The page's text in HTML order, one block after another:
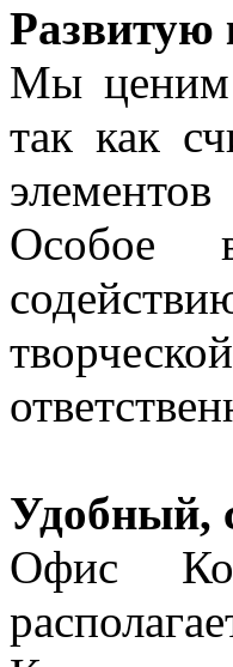
Развитую
Мы ценим
так как
Особое
Удобный,
Офис